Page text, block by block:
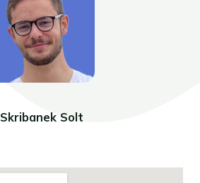
Skribanek Solt